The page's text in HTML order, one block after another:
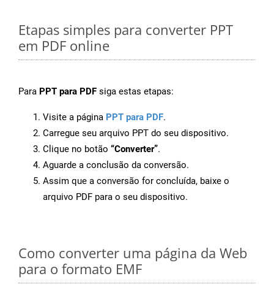
Etapas simples para converter PPT
em PDF online
Para PPT para PDF siga estas etapas:
Visite a página PPT para PDF.
Carregue seu arquivo PPT do seu dispositivo.
Clique no botão “Converter”.
Aguarde a conclusão da conversão.
Assim que a conversão for concluída, baixe o
arquivo PDF para o seu dispositivo.
Como converter uma página da Web
para o formato EMF